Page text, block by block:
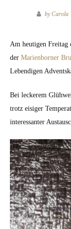
byCarola
Am heutigen Freitag
der Marienborner
Lebendigen
Bei leckerem
trotz eisiger
interessanter